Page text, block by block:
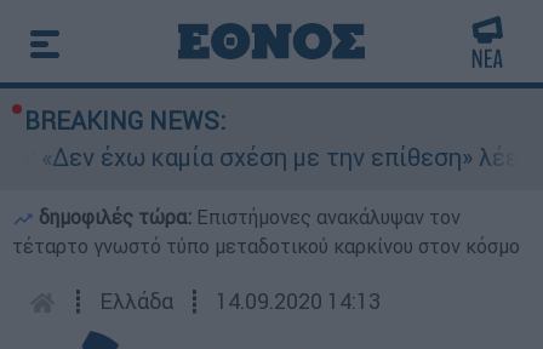
BREAKING NEWS:
«Δεν έχω καμία σχέση με την επίθεση» λέει
δημοφιλές τώρα: Επιστήμονες ανακάλυψαν τον
τέταρτο γνωστό τύπο μεταδοτικού καρκίνου στον κόσμο
┋ Ελλάδα ┋ 14.09.2020 14:13